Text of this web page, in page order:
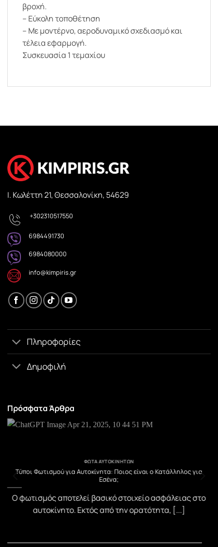
βροχή.
– Εύκολη τοποθέτηση
– Με μοντέρνο, αεροδυναμικό σχεδιασμό και
τέλεια εφαρμογή.
Συσκευασία 1 τεμαχίου
Ι. Κωλέττη 21, Θεσσαλονίκη, 54629
+302310517550
6984491730
6984080000
info@kimpiris.gr
Πληροφορίες
Δημοφιλή
Πρόσφατα Άρθρα
ΦΏΤΑ ΑΥΤΟΚΙΝΉΤΩΝ
Τύποι Φωτισμού για Αυτοκίνητα: Ποιος είναι ο Κατάλληλος για
Εσένα;
Ο φωτισμός αποτελεί βασικό στοιχείο ασφάλειας στο
αυτοκίνητο. Εκτός από την ορατότητα, [...]